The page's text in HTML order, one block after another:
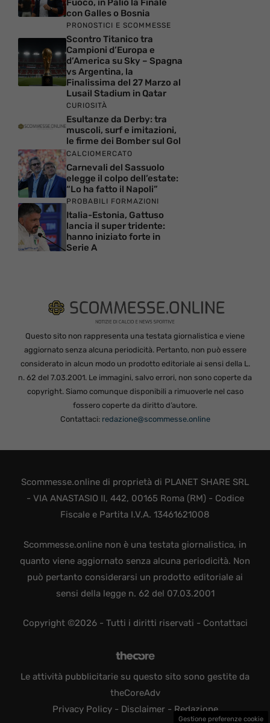
Fuoco, in Palio la Finale
con Galles o Bosnia
PRONOSTICI E SCOMMESSE
Scontro Titanico tra
Campioni d’Europa e
d’America su Sky – Spagna
vs Argentina, la
Finalissima del 27 Marzo al
Lusail Stadium in Qatar
CURIOSITÀ
Esultanze da Derby: tra
muscoli, surf e imitazioni,
le firme dei Bomber sul Gol
CALCIOMERCATO
Carnevali del Sassuolo
elegge il colpo dell’estate:
“Lo ha fatto il Napoli”
PROBABILI FORMAZIONI
Italia-Estonia, Gattuso
lancia il super tridente:
hanno iniziato forte in
Serie A
Questo sito non rappresenta una testata giornalistica e viene
aggiornato senza alcuna periodicità. Pertanto, non può essere
considerato in alcun modo un prodotto editoriale ai sensi della L.
n. 62 del 7.03.2001. Le immagini, salvo errori, non sono coperte da
copyright. Siamo comunque disponibili a rimuoverle nel caso
fossero coperte da diritto d’autore.
Contattaci: redazione@scommesse.online
Scommesse.online di proprietà di PLANET SHARE SRL
- VIA ANASTASIO II, 442, 00165 Roma (RM) - Codice
Fiscale e Partita I.V.A. 13461621008
Scommesse.online non è una testata giornalistica, in
quanto viene aggiornato senza alcuna periodicità. Non
può pertanto considerarsi un prodotto editoriale ai
sensi della legge n. 62 del 07.03.2001
Copyright ©2026 - Tutti i diritti riservati - Contattaci
Le attività pubblicitarie su questo sito sono gestite da
theCoreAdv
Privacy Policy- Disclaimer- Redazione
Gestione preferenze cookie